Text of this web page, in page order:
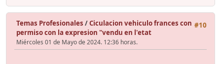
#10
Temas Profesionales /Ciculacion vehiculo frances con
permiso con la expresion "vendu en l'etat
Miércoles 01 de Mayo de 2024. 12:36 horas.